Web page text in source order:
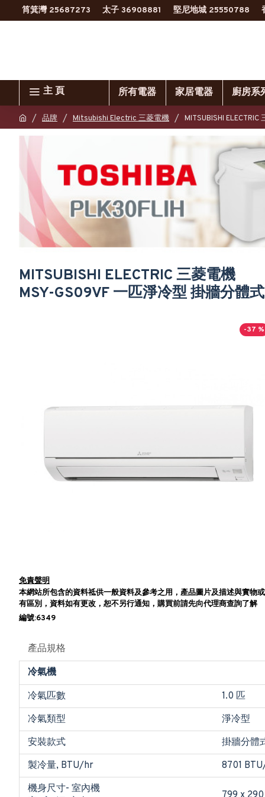
筲箕灣 25687273 太子 36908881 堅尼地城 25550788
主 頁 所有電器 家居電器 廚房系
品牌 Mitsubishi Electric 三菱電機 MITSUBISHI
MITSUBISHI ELECTRIC 三菱電機
MSY-GS09VF 一匹淨冷型 掛牆分體式
-37 %
免責聲明
本網站所包含的資料祗供一般資料及參考之用，產品圖片及描述與實物或
有區別，資料如有更改，恕不另行通知，購買前請先向代理商查詢了解
編號:6349
產品規格
冷氣機
冷氣匹數
1.0 匹
冷氣類型
淨冷型
安裝款式
掛牆分體
製冷量, BTU/hr
8701
機身尺寸- 室內機